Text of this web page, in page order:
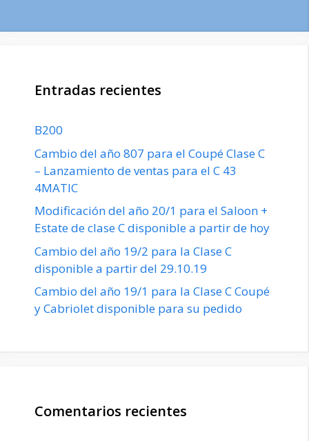
Entradas recientes
B200
Cambio del año 807 para el Coupé Clase C
– Lanzamiento de ventas para el C 43
4MATIC
Modificación del año 20/1 para el Saloon +
Estate de clase C disponible a partir de hoy
Cambio del año 19/2 para la Clase C
disponible a partir del 29.10.19
Cambio del año 19/1 para la Clase C Coupé
y Cabriolet disponible para su pedido
Comentarios recientes